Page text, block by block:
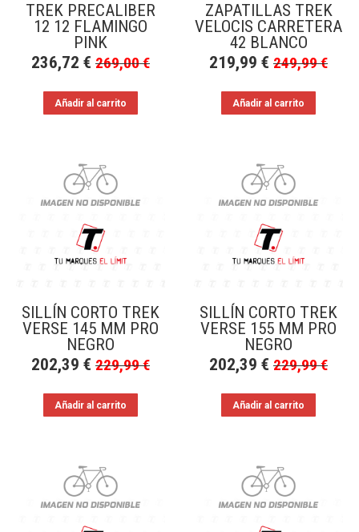
TREK PRECALIBER
12 12 FLAMINGO
PINK
236,72 € 269,00€
Añadir al carrito
ZAPATILLAS TREK
VELOCIS CARRETERA
42 BLANCO
219,99 € 249,99€
Añadir al carrito
SILLÍN CORTO TREK
VERSE 145 MM PRO
NEGRO
202,39 € 229,99€
Añadir al carrito
SILLÍN CORTO TREK
VERSE 155 MM PRO
NEGRO
202,39 € 229,99€
Añadir al carrito